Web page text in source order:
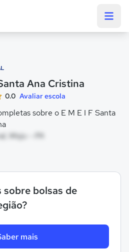
Ana Cristina
0.0 Avaliar escola
sobre o E M E I F Santa
Moju - PA
sobre bolsas de
mais